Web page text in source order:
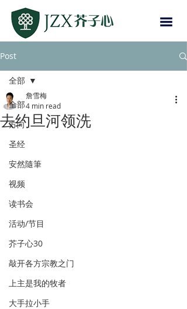
Post
全部
方向
圣经
安然隨筆
视频
读书会
活动/节目
芥子心30
敲开各方宗教之门
上主是我的牧者
大手拉小手
全部
去约旦河领洗
詹雪梅
4 min read